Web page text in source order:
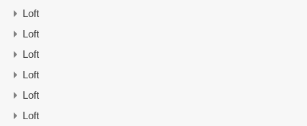
Loft
Loft
Loft
Loft
Loft
Loft